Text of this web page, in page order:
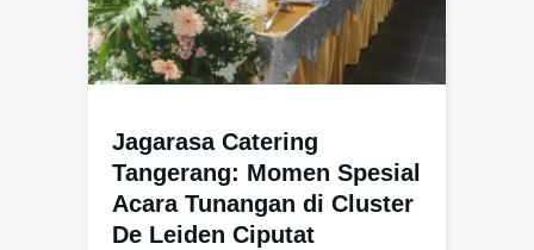
Jagarasa Catering
Tangerang: Momen Spesial
Acara Tunangan di Cluster
De Leiden Ciputat